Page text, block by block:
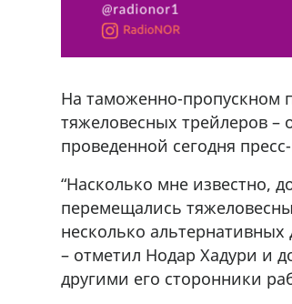
На таможенно-пропускном
тяжеловесных трейлеров –
проведенной сегодня
“Насколько мне известно,
перемещались
несколько
– отметил Нодар Хадури и
другими его сторонники